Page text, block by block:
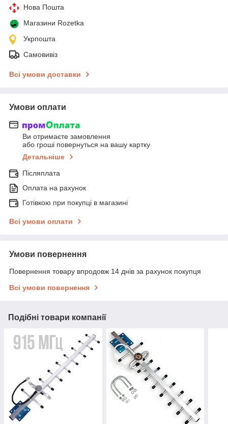
Нова Пошта
Магазини Rozetka
Укрпошта
Самовивіз
Всі умови доставки
Умови оплати
Ви отримаєте замовлення
або гроші повернуться на вашу картку
Детальніше
Післяплата
Оплата на рахунок
Готівкою при покупці в магазині
Всі умови оплати
Умови повернення
Повернення товару впродовж 14 днів за рахунок покупця
Всі умови повернення
Подібні товари компанії